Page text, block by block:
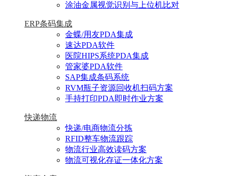
涂油金属视觉识别与上位机比对
ERP条码集成
金蝶/用友PDA集成
速达PDA软件
医院HIPS系统PDA集成
管家婆PDA软件
SAP集成条码系统
RVM瓶子资源回收机扫码方案
手持打印PDA即时作业方案
快递物流
快递/电商物流分拣
RFID整车物流跟踪
物流行业高效读码方案
物流可视化存证一体化方案